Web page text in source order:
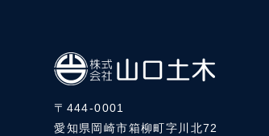
〒444-0001
愛知県岡崎市箱柳町字川北72